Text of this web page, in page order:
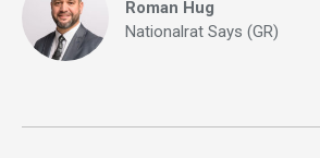
Roman Hug
Nationalrat Says (GR)